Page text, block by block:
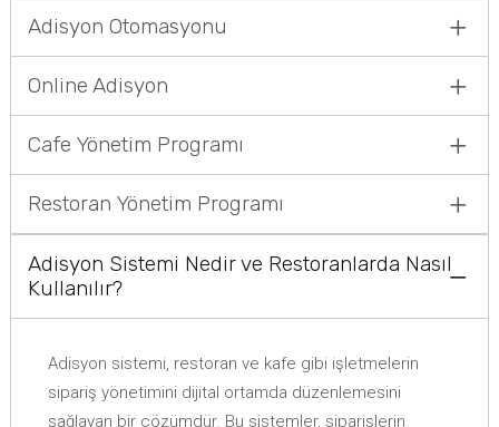
Adisyon Otomasyonu
Online Adisyon
Cafe Yönetim Programı
Restoran Yönetim Programı
Adisyon Sistemi Nedir ve Restoranlarda Nasıl
Kullanılır?
Adisyon sistemi, restoran ve kafe gibi işletmelerin
sipariş yönetimini dijital ortamda düzenlemesini
sağlayan bir çözümdür. Bu sistemler, siparişlerin